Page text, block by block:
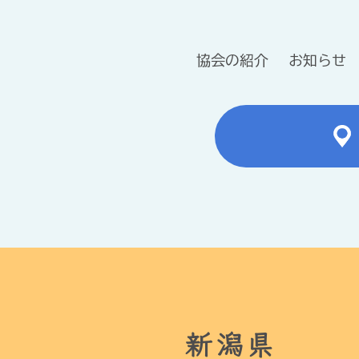
協会の紹介 お知らせ
新潟県